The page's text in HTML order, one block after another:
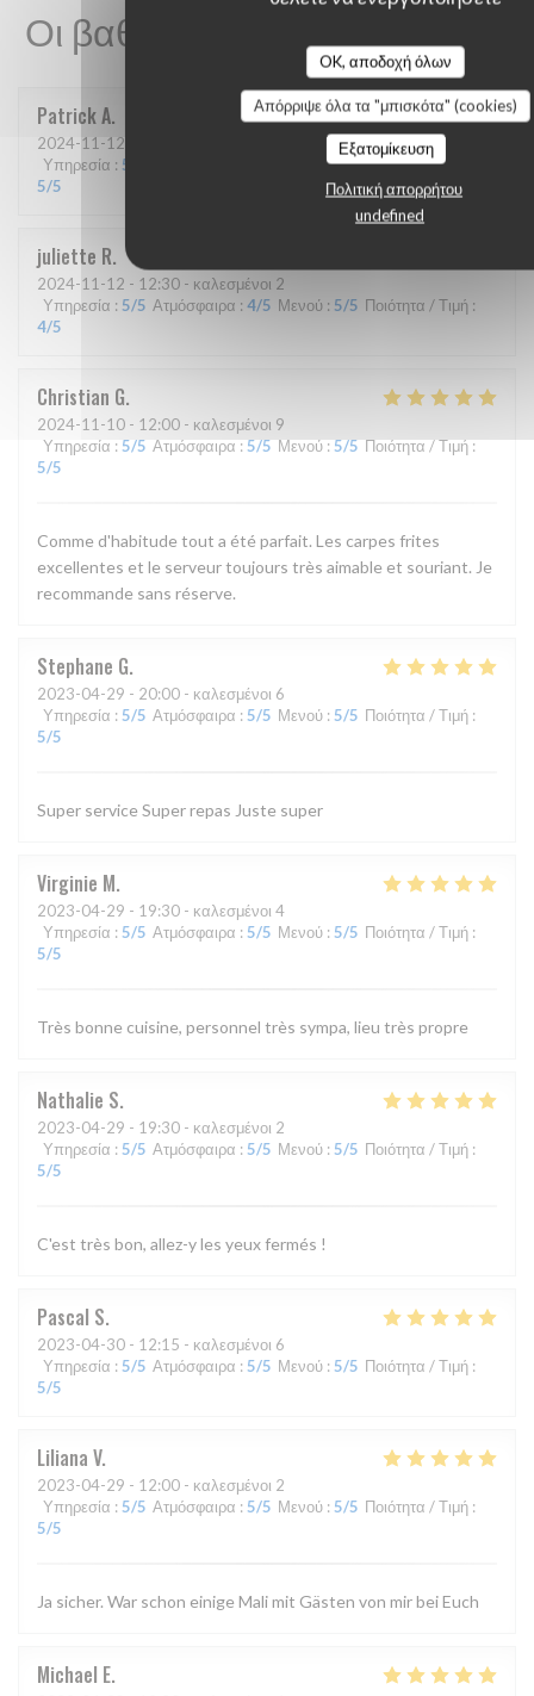
OK, αποδοχή όλων
Απόρριψε όλα τα "μπισκότα" (cookies)
Εξατομίκευση
Πολιτική απορρήτου
undefined
Οι βαθμολογίες πελατών μας
PatrickA
2024-11-12
Υπηρεσία : 5 :5/5 Ποιότητα / Τιμή
5/5
juliette R
2024-11-12 - 12:30 - καλεσμένοι 2
Υπηρεσία : 5/5 Ατμόσφαιρα : 4/5 Μενού : 5/5 Ποιότητα / Τιμή :
4/5
Christian G
2024-11-10 - 12:00 - καλεσμένοι 9
Υπηρεσία : 5/5 Ατμόσφαιρα:5/5 Μενού:5/5 Ποιότητα / Τιμή:
5/5
Comme d'habitude tout a été parfait. Les carpes frites
excellentes et le serveur toujours très aimable et souriant. Je
recommande sans réserve.
Stephane G
2023-04-29 - 20:00 - καλεσμένοι 6
Υπηρεσία : 5/5 Ατμόσφαιρα : 5/5 Μενού : 5/5 Ποιότητα / Τιμή :
5/5
Super service Super repas Juste super
Virginie M
2023-04-29 - 19:30 - καλεσμένοι 4
Υπηρεσία : 5/5 Ατμόσφαιρα : 5/5 Μενού : 5/5 Ποιότητα / Τιμή :
5/5
Très bonne cuisine, personnel très sympa, lieu très propre
Nathalie S
2023-04-29 - 19:30 - καλεσμένοι 2
Υπηρεσία : 5/5 Ατμόσφαιρα : 5/5 Μενού : 5/5 Ποιότητα / Τιμή :
5/5
C'est très bon, allez-y les yeux fermés !
Pascal S
2023-04-30 - 12:15 - καλεσμένοι 6
Υπηρεσία : 5/5 Ατμόσφαιρα : 5/5 Μενού : 5/5 Ποιότητα / Τιμή :
5/5
Liliana V
2023-04-29 - 12:00 - καλεσμένοι 2
Υπηρεσία : 5/5 Ατμόσφαιρα : 5/5 Μενού : 5/5 Ποιότητα / Τιμή :
5/5
Ja sicher. War schon einige Mali mit Gästen von mir bei Euch
Michael E